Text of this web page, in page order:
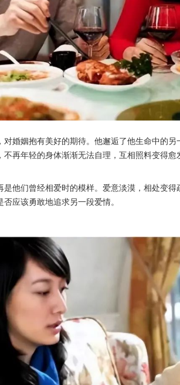
对婚姻抱有美好的期待。他邂逅了他生命中的
再年轻的身体渐渐无法自理，互相照料变得
他们曾经相爱时的模样。爱意淡漠，相处变
应该勇敢地追求另一段爱情。